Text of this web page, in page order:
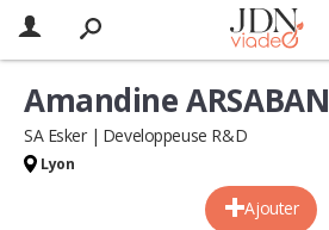
Ajouter
Amandine ARSABAN
SA Esker Developpeuse R&D
Lyon